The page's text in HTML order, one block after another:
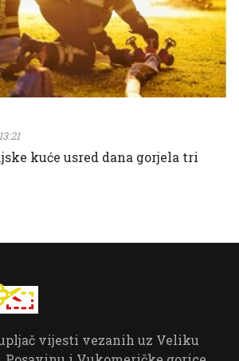
kuće usred dana gorjela tri
vijesti vezanih uz Veliku